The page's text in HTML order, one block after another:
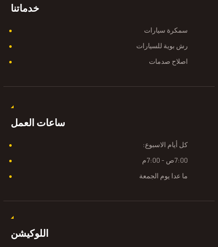
خدماتنا
سمكرة سيارات
رش بوية للسيارات
اصلاح صدمات
ساعات العمل
كل أيام الاسبوع:
7:00ص - 7:00م
ما عدا يوم الجمعة
اللوكيشن